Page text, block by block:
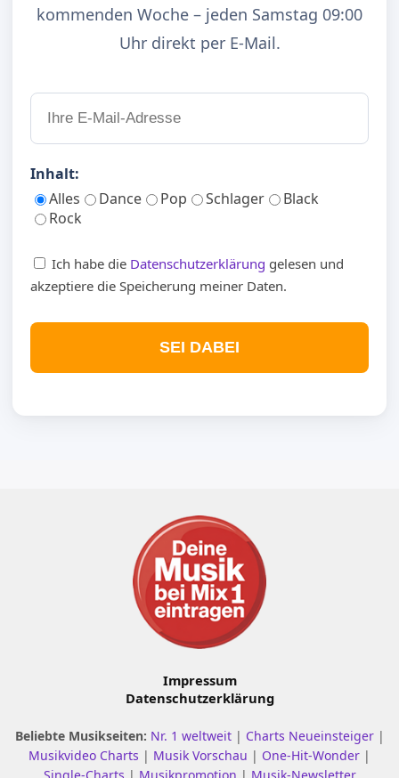
kommenden Woche – jeden Samstag 09:00
Uhr direkt per E-Mail.
Inhalt:
Alles
Dance Pop Schlager
Black
Rock
Ich habe die Datenschutzerklärung gelesen und
akzeptiere die Speicherung meiner Daten.
SEI DABEI
Impressum
Datenschutzerklärung
Beliebte Musikseiten: Nr. 1 weltweit | Charts Neueinsteiger |
Musikvideo Charts | Musik Vorschau | One-Hit-Wonder |